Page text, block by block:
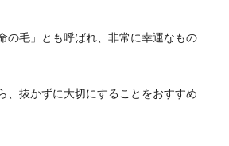
の毛」とも呼ばれ、非常に幸運なもの
、抜かずに大切にすることをおすすめ